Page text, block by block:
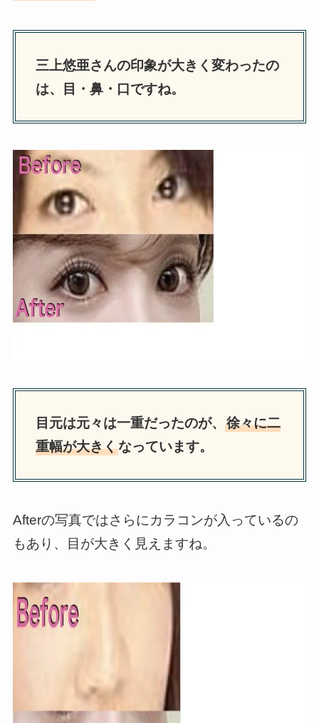
三上悠亜さんの印象が大きく変わったの
は、目・鼻・口ですね。
目元は元々は一重だったのが、徐々に二
重幅が大きくなっています。
Afterの写真ではさらにカラコンが入っているの
もあり、目が大きく見えますね。